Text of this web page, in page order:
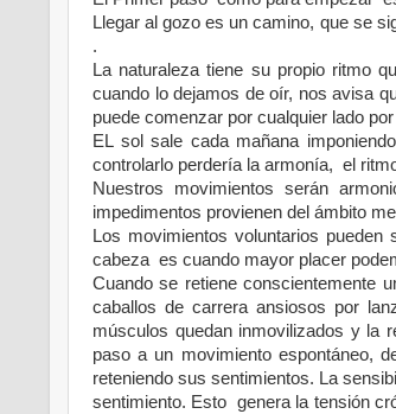
Llegar al gozo es un camino, que se
.
La naturaleza tiene su propio ritmo
cuando lo dejamos de oír, nos avisa
puede comenzar por cualquier lado
EL sol sale cada mañana
controlarlo perdería la armonía, el
Nuestros movimientos serán
impedimentos provienen del ámbito
Los movimientos voluntarios
cabeza es cuando mayor placer
Cuando se retiene conscientemente
caballos de carrera ansiosos por
músculos quedan inmovilizados y la
paso a un movimiento espontáneo,
reteniendo sus sentimientos. La
sentimiento. Esto genera la tensión